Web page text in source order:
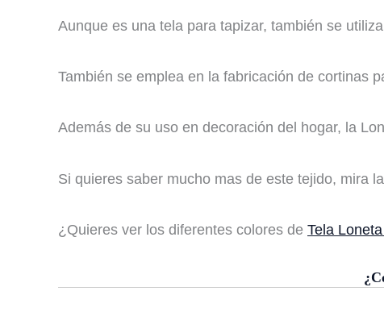
Aunque es una tela para tapizar, también se
También se emplea en la fabricación de cortinas
Además de su uso en decoración del hogar, la
Si quieres saber mucho mas de este tejido, mira
¿Quieres ver los diferentes colores de Tela